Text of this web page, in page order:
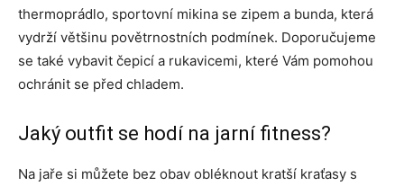
thermoprádlo, sportovní mikina se zipem a bunda, která
vydrží většinu povětrnostních podmínek. Doporučujeme
se také vybavit čepicí a rukavicemi, které Vám pomohou
ochránit se před chladem.
Jaký outfit se hodí na jarní fitness?
Na jaře si můžete bez obav obléknout kratší kraťasy s